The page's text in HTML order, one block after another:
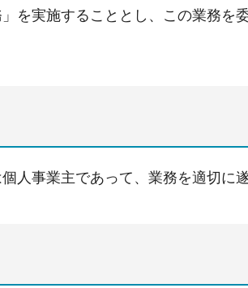
を実施することとし、この業務を
人事業主であって、業務を適切に